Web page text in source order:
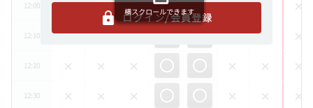
ログイン/会員登録
横スクロールできます
12:00
12:10
12:20
12:30